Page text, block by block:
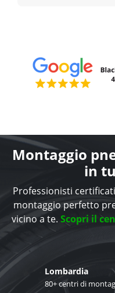
Montaggio
in
Professionisti
montaggio perfetto
vicino a te. Scopri il
Lombardia
80+ centri di